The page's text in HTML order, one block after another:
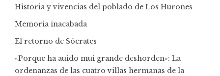
Historia y vivencias del poblado de Los Hurones
Memoria inacabada
El retorno de Sócrates
«Porque ha auido mui grande deshorden»: La
ordenanzas de las cuatro villas hermanas de la